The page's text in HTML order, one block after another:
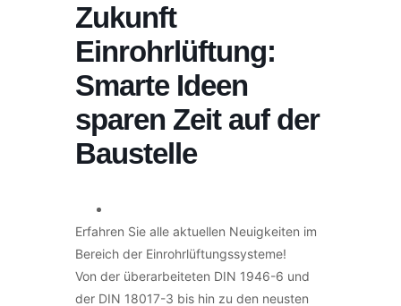
Zukunft
Einrohrlüftung:
Smarte Ideen
sparen Zeit auf der
Baustelle
Erfahren Sie alle aktuellen Neuigkeiten im
Bereich der Einrohrlüftungssysteme!
Von der überarbeiteten DIN 1946-6 und
der DIN 18017-3 bis hin zu den neusten